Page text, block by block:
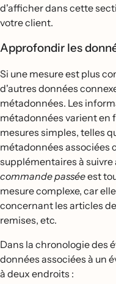
d'afficher dans cette
votre client.
Approfondir les
Si une mesure est plus
d'autres données
métadonnées. Les
métadonnées varient en
mesures simples, telles
métadonnées associées
supplémentaires à suivre
commande passéeest
mesure complexe, car
concernant les articles
remises, etc.
Dans la chronologie des
données associées à un
à deux endroits :